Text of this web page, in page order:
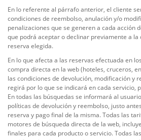
En lo referente al párrafo anterior, el cliente
condiciones de reembolso, anulación y/o
penalizaciones que se generen a cada acción
que podrá aceptar o declinar previamente a la
reserva elegida.
En lo que afecta a las reservas efectuada en
compra directa en la web (hoteles, cruceros,
las condiciones de devolución, modificación y
regirá por lo que se indicará en cada servicio,
En todas las búsquedas se informará al
políticas de devolución y reembolso, justo
reserva y pago final de la misma. Todas las
motores de búsqueda directa de la web,
finales para cada producto o servicio. Todas